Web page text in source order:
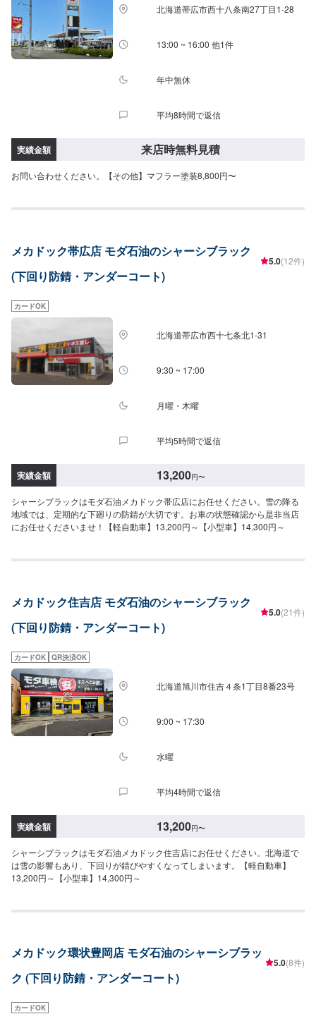
北海道帯広市西十八条南27丁目1-28
13:00 ~ 16:00 他1件
年中無休
平均8時間で返信
実績金額 来店時無料見積
お問い合わせください。【その他】マフラー塗装8,800円〜
メカドック帯広店 モダ石油のシャーシブラック
(下回り防錆・アンダーコート)
5.0(12件)
カードOK
北海道帯広市西十七条北1-31
9:30 ~ 17:00
月曜・木曜
平均5時間で返信
実績金額 13,200円〜
シャーシブラックはモダ石油メカドック帯広店にお任せください。雪の降る
地域では、定期的な下廻りの防錆が大切です。お車の状態確認から是非当店
にお任せくださいませ！【軽自動車】13,200円～【小型車】14,300円～
メカドック住吉店 モダ石油のシャーシブラック
(下回り防錆・アンダーコート)
5.0(21件)
カードOK QR決済OK
北海道旭川市住吉４条1丁目8番23号
9:00 ~ 17:30
水曜
平均4時間で返信
実績金額 13,200円〜
シャーシブラックはモダ石油メカドック住吉店にお任せください。北海道で
は雪の影響もあり、下回りが錆びやすくなってしまいます。【軽自動車】
13,200円～【小型車】14,300円～
メカドック環状豊岡店 モダ石油のシャーシブラッ
ク (下回り防錆・アンダーコート)
5.0(8件)
カードOK